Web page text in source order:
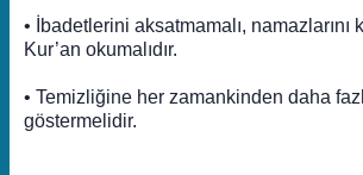
• İbadetlerini aksatmamalı, namazlarını
Kur’an okumalıdır.
• Temizliğine her zamankinden daha
göstermelidir.